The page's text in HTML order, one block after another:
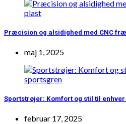
Præcision og alsidighed med CNC
maj 1, 2025
Sportstrøjer: Komfort og stil til
februar 17, 2025